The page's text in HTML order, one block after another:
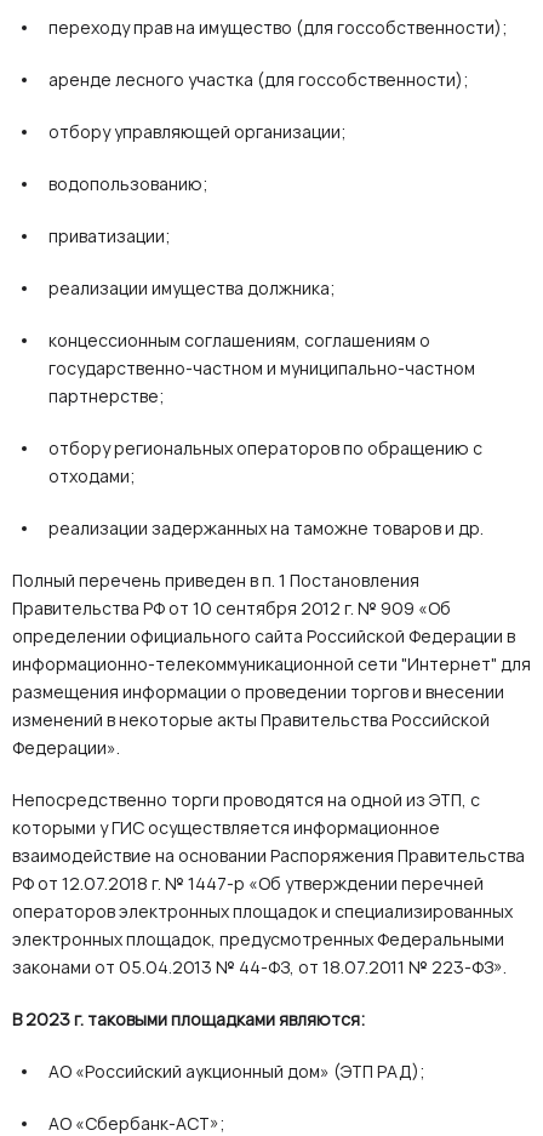
переходу прав на имущество (для госсобственности);
аренде лесного участка (для госсобственности);
отбору управляющей организации;
водопользованию;
приватизации;
реализации имущества должника;
концессионным соглашениям, соглашениям о
государственно-частном и муниципально-частном
партнерстве;
отбору региональных операторов по обращению с
отходами;
реализации задержанных на таможне товаров и др.
Полный перечень приведен в п. 1 Постановления
Правительства РФ от 10 сентября 2012 г. № 909 «Об
определении официального сайта Российской Федерации в
информационно-телекоммуникационной сети "Интернет" для
размещения информации о проведении торгов и внесении
изменений в некоторые акты Правительства Российской
Федерации».
Непосредственно торги проводятся на одной из ЭТП, с
которыми у ГИС осуществляется информационное
взаимодействие на основании Распоряжения Правительства
РФ от 12.07.2018 г. № 1447-р «Об утверждении перечней
операторов электронных площадок и специализированных
электронных площадок, предусмотренных Федеральными
законами от 05.04.2013 № 44-ФЗ, от 18.07.2011 № 223-ФЗ».
В 2023 г. таковыми площадками являются:
АО «Российский аукционный дом» (ЭТП РАД);
АО «Сбербанк-АСТ»;